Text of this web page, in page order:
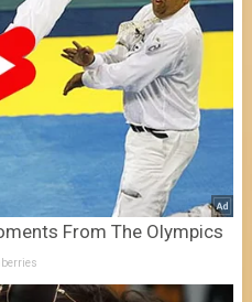
From The Olympics